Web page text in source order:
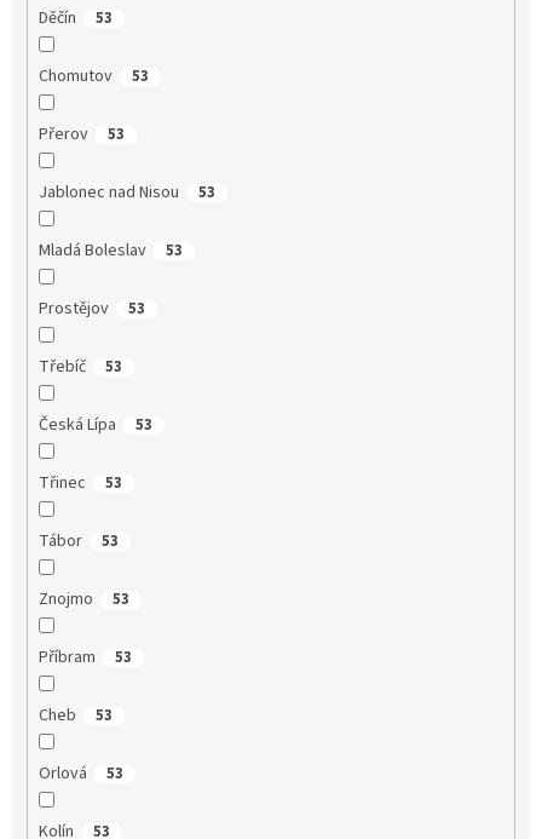
Děčín 53
Chomutov 53
Přerov 53
Jablonec nad Nisou 53
Mladá Boleslav 53
Prostějov 53
Třebíč 53
Česká Lípa 53
Třinec 53
Tábor 53
Znojmo 53
Příbram 53
Cheb 53
Orlová 53
Kolín 53